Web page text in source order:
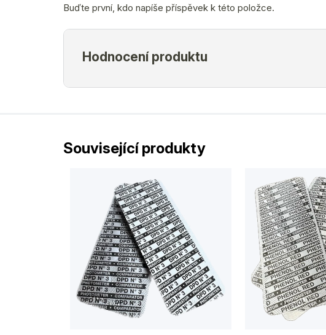
Buďte první, kdo napíše příspěvek k této položce.
Související produkty